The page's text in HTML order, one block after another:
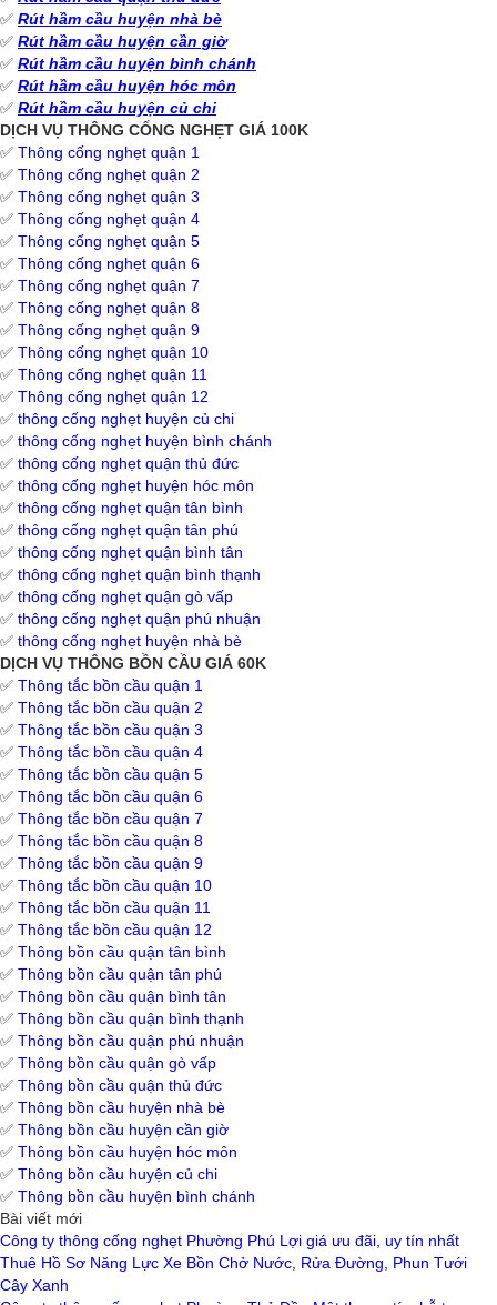
✅ Rút hầm cầu huyện nhà bè
✅ Rút hầm cầu huyện cần giờ
✅ Rút hầm cầu huyện bình chánh
✅ Rút hầm cầu huyện hóc môn
✅ Rút hầm cầu huyện củ chi
DỊCH VỤ THÔNG CỐNG NGHẸT GIÁ 100K
✅ Thông cống nghẹt quận 1
✅ Thông cống nghẹt quận 2
✅ Thông cống nghẹt quận 3
✅ Thông cống nghẹt quận 4
✅ Thông cống nghẹt quận 5
✅ Thông cống nghẹt quận 6
✅ Thông cống nghẹt quận 7
✅ Thông cống nghẹt quận 8
✅ Thông cống nghẹt quận 9
✅ Thông cống nghẹt quận 10
✅ Thông cống nghẹt quận 11
✅ Thông cống nghẹt quận 12
✅ thông cống nghẹt huyện củ chi
✅ thông cống nghẹt huyện bình chánh
✅ thông cống nghẹt quận thủ đức
✅ thông cống nghẹt huyện hóc môn
✅ thông cống nghẹt quận tân bình
✅ thông cống nghẹt quận tân phú
✅ thông cống nghẹt quận bình tân
✅ thông cống nghẹt quận bình thạnh
✅ thông cống nghẹt quận gò vấp
✅ thông cống nghẹt quận phú nhuận
✅ thông cống nghẹt huyện nhà bè
DỊCH VỤ THÔNG BỒN CẦU GIÁ 60K
✅ Thông tắc bồn cầu quận 1
✅ Thông tắc bồn cầu quận 2
✅ Thông tắc bồn cầu quận 3
✅ Thông tắc bồn cầu quận 4
✅ Thông tắc bồn cầu quận 5
✅ Thông tắc bồn cầu quận 6
✅ Thông tắc bồn cầu quận 7
✅ Thông tắc bồn cầu quận 8
✅ Thông tắc bồn cầu quận 9
✅ Thông tắc bồn cầu quận 10
✅ Thông tắc bồn cầu quận 11
✅ Thông tắc bồn cầu quận 12
✅ Thông bồn cầu quận tân bình
✅ Thông bồn cầu quận tân phú
✅ Thông bồn cầu quận bình tân
✅ Thông bồn cầu quận bình thạnh
✅ Thông bồn cầu quận phú nhuận
✅ Thông bồn cầu quận gò vấp
✅ Thông bồn cầu quận thủ đức
✅ Thông bồn cầu huyện nhà bè
✅ Thông bồn cầu huyện cần giờ
✅ Thông bồn cầu huyện hóc môn
✅ Thông bồn cầu huyện củ chi
✅ Thông bồn cầu huyện bình chánh
Bài viết mới
Công ty thông cống nghẹt Phường Phú Lợi giá ưu đãi, uy tín nhất
Thuê Hồ Sơ Năng Lực Xe Bồn Chở Nước, Rửa Đường, Phun Tưới
Cây Xanh